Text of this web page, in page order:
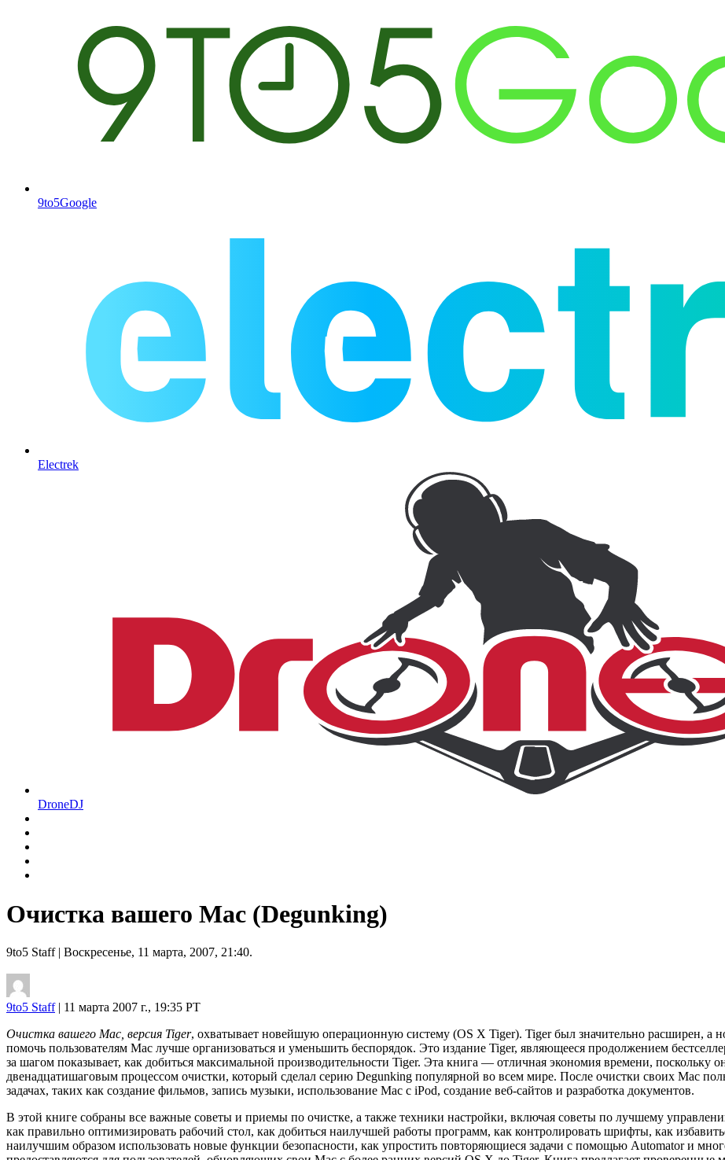
9to5Google
Electrek
DroneDJ
Очистка вашего Mac (Degunking)
9to5 Staff| Воскресенье, 11 марта, 2007, 21:40.
9to5 Staff| 11 марта 2007 г., 19:35 PT
Очистка вашего Mac, версия Tiger, охватывает новейшую операционную систему (OS X Tiger). Tiger был значительно расширен,
помочь пользователям Mac лучше организоваться и уменьшить беспорядок. Это издание Tiger, являющееся продолжением
за шагом показывает, как добиться максимальной производительности Tiger. Эта книга — отличная экономия времени, поскольку
двенадцатишаговым процессом очистки, который сделал серию Degunking популярной во всем мире. После очистки своих Mac
задачах, таких как создание фильмов, запись музыки, использование Mac с iPod, создание веб-сайтов и разработка документов.
В этой книге собраны все важные советы и приемы по очистке, а также техники настройки, включая советы по лучшему
как правильно оптимизировать рабочий стол, как добиться наилучшей работы программ, как контролировать шрифты, как
наилучшим образом использовать новые функции безопасности, как упростить повторяющиеся задачи с помощью Automator и